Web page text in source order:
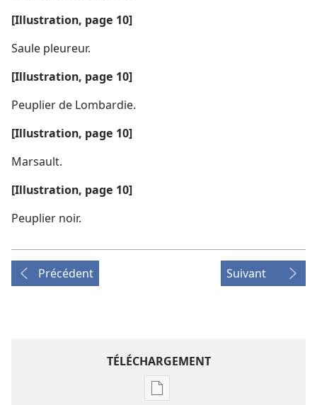
[Illustration, page 10]
Saule pleureur.
[Illustration, page 10]
Peuplier de Lombardie.
[Illustration, page 10]
Marsault.
[Illustration, page 10]
Peuplier noir.
Précédent Suivant
TÉLÉCHARGEMENT
Options